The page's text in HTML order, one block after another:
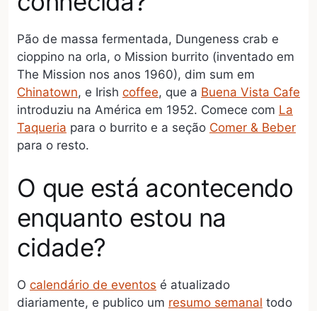
Pão de massa fermentada, Dungeness crab e
cioppino na orla, o Mission burrito (inventado em
The Mission nos anos 1960), dim sum em
Chinatown, e Irish coffee, que a Buena Vista Cafe
introduziu na América em 1952. Comece com La
Taqueria para o burrito e a seção Comer & Beber
para o resto.
O que está acontecendo
enquanto estou na
cidade?
O calendário de eventos é atualizado
diariamente, e publico um resumo semanal todo